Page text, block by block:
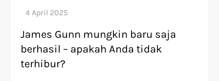
James Gunn mungkin baru saja
berhasil – apakah Anda tidak
terhibur?